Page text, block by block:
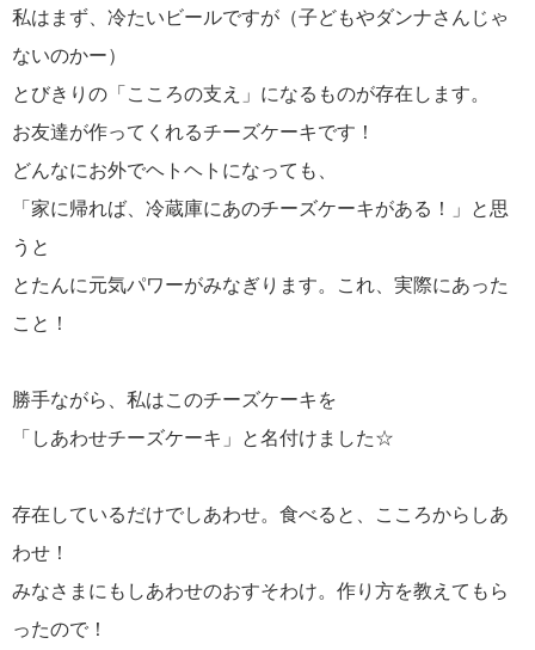
私はまず、冷たいビールですが（子どもやダンナさんじゃ
ないのかー）
とびきりの「こころの支え」になるものが存在します。
お友達が作ってくれるチーズケーキです！
どんなにお外でヘトヘトになっても、
「家に帰れば、冷蔵庫にあのチーズケーキがある！」と思
うと
とたんに元気パワーがみなぎります。これ、実際にあった
こと！
勝手ながら、私はこのチーズケーキを
「しあわせチーズケーキ」と名付けました☆
存在しているだけでしあわせ。食べると、こころからしあ
わせ！
みなさまにもしあわせのおすそわけ。作り方を教えてもら
ったので！